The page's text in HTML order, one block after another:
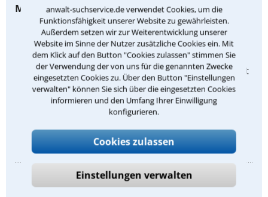
anwalt-suchservice.de verwendet Cookies, um die
Funktionsfähigkeit unserer Website zu gewährleisten.
Außerdem setzen wir zur Weiterentwicklung unserer
Website im Sinne der Nutzer zusätzliche Cookies ein. Mit
dem Klick auf den Button "Cookies zulassen" stimmen Sie
der Verwendung der von uns für die genannten Zwecke
eingesetzten Cookies zu. Über den Button "Einstellungen
verwalten" können Sie sich über die eingesetzten Cookies
informieren und den Umfang Ihrer Einwilligung
konfigurieren.
Cookies zulassen
Einstellungen verwalten
Meine Rechtsgebiete:
Zivilrecht
Familienrecht
Recht der nichtehelichen Lebensgemeinschaft
Mietrecht und Pachtrecht
Mietrecht
Anbieterkennzeichnung